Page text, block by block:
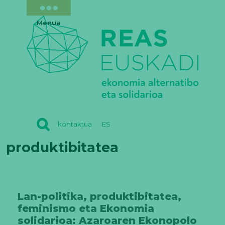
kontaktua ES
Menua
produktibitatea
Lan-politika, produktibitatea,
feminismo eta Ekonomia
solidarioa: Azaroaren Ekonopolo